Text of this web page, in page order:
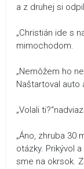
a z druhej si
„Christián ide s
mimochodom.
„Nemôžem ho
Naštartoval auto
„Volali
„Áno, zhruba 30
otázky. Prikývol
sme na okrsok.